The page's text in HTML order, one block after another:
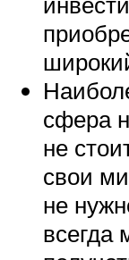
сфера
не
свои
не
всегда